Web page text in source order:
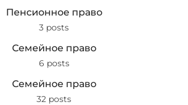
Пенсионное право
3 posts
Семейное право
6 posts
Семейное право
32 posts